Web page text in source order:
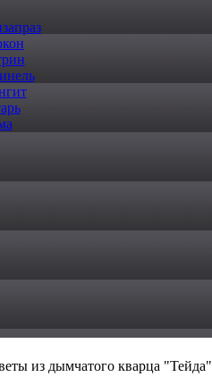
из дымчатого кварца "Тейда"